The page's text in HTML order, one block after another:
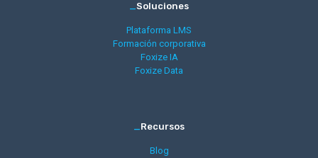
_Soluciones
Plataforma LMS
Formación corporativa
Foxize IA
Foxize Data
_Recursos
Blog